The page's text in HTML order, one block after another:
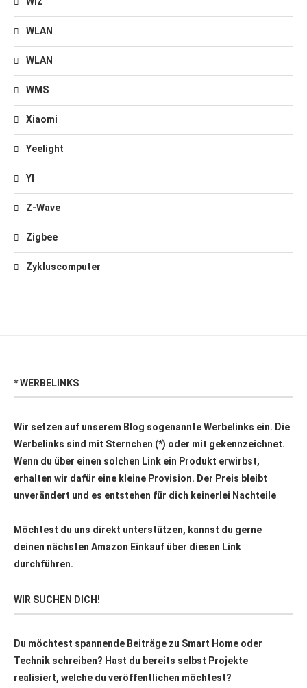
WLAN
WLAN
WMS
Xiaomi
Yeelight
YI
Z-Wave
Zigbee
Zykluscomputer
* WERBELINKS
Wir setzen auf unserem Blog sogenannte Werbelinks ein. Die
Werbelinks sind mit Sternchen (*) oder mit gekennzeichnet.
Wenn du über einen solchen Link ein Produkt erwirbst,
erhalten wir dafür eine kleine Provision. Der Preis bleibt
unverändert und es entstehen für dich keinerlei Nachteile
Möchtest du uns direkt unterstützen, kannst du gerne
deinen nächsten Amazon Einkauf über diesen Link
durchführen.
WIR SUCHEN DICH!
Du möchtest spannende Beiträge zu Smart Home oder
Technik schreiben? Hast du bereits selbst Projekte
realisiert, welche du veröffentlichen möchtest?